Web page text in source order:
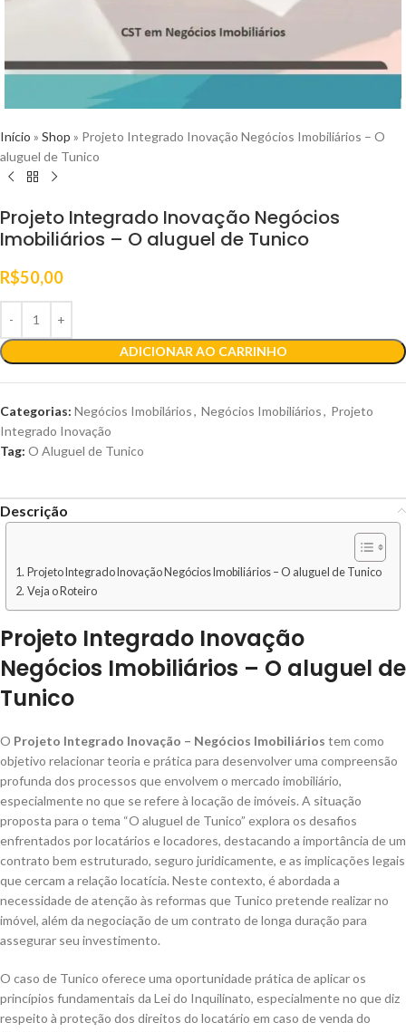
Início » Shop » Projeto Integrado Inovação Negócios Imobiliários – O
aluguel de Tunico
Projeto Integrado Inovação Negócios
Imobiliários – O aluguel de Tunico
R$50,00
ADICIONAR AO CARRINHO
Categorias: Negócios Imobilários, Negócios Imobiliários, Projeto
Integrado Inovação
Tag: O Aluguel de Tunico
Descrição
Projeto Integrado Inovação Negócios Imobiliários – O aluguel de Tunico
Veja o Roteiro
Projeto Integrado Inovação
Negócios Imobiliários – O aluguel de
Tunico
O Projeto Integrado Inovação – Negócios Imobiliários tem como
objetivo relacionar teoria e prática para desenvolver uma compreensão
profunda dos processos que envolvem o mercado imobiliário,
especialmente no que se refere à locação de imóveis. A situação
proposta para o tema “O aluguel de Tunico” explora os desafios
enfrentados por locatários e locadores, destacando a importância de um
contrato bem estruturado, seguro juridicamente, e as implicações legais
que cercam a relação locatícia. Neste contexto, é abordada a
necessidade de atenção às reformas que Tunico pretende realizar no
imóvel, além da negociação de um contrato de longa duração para
assegurar seu investimento.
O caso de Tunico oferece uma oportunidade prática de aplicar os
princípios fundamentais da Lei do Inquilinato, especialmente no que diz
respeito à proteção dos direitos do locatário em caso de venda do